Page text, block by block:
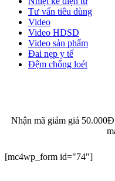
Tư vấn tiêu dùng
Video
Video HDSD
Video sản phẩm
Đai nẹp y tế
Đệm chống loét
Nhận mã giảm giá
[mc4wp_form id="74"]